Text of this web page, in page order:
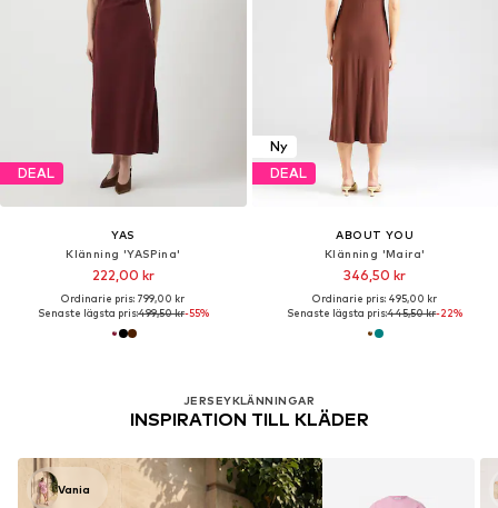
DEAL
YAS
Klänning 'YASPina'
222,00 kr
Ordinarie pris: 799,00 kr
Senaste lägsta pris:499,50 kr-55%
JERSEYKLÄNNINGAR
INSPIRATION TILL KLÄDER
Vania
Ny
DEAL
ABOUT YOU
Klänning 'Maira'
346,50 kr
Ordinarie pris: 495,00 kr
Senaste lägsta pris:445,50 kr-22%